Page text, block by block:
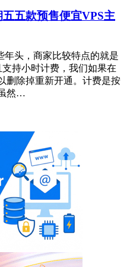
五款预售便宜VPS主
年头，商家比较特点的就是
持小时计费，我们如果在
删除掉重新开通。计费是按
然…